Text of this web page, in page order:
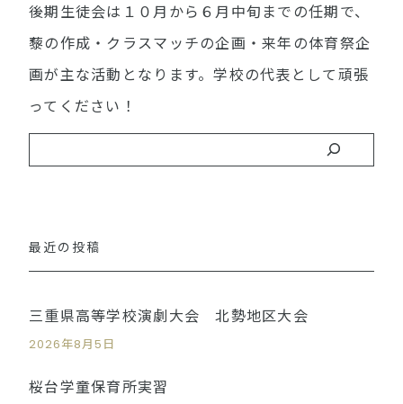
後期生徒会は１０月から６月中旬までの任期で、
藜の作成・クラスマッチの企画・来年の体育祭企
画が主な活動となります。学校の代表として頑張
ってください！
最近の投稿
三重県高等学校演劇大会 北勢地区大会
2026年8月5日
桜台学童保育所実習